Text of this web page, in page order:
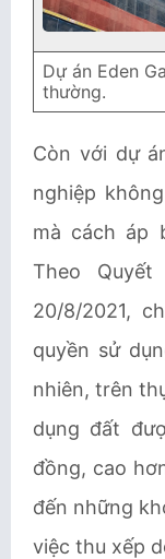
Dự án Eden
thường.
Còn với dự
nghiệp
mà cách áp
Theo
20/8/2021,
quyền sử
nhiên, trên
dụng đất
đồng, cao
đến những
việc thu xếp